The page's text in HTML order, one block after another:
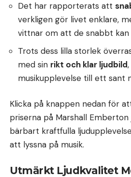
Det har rapporterats att
verkligen gör livet enklare,
vittnar om att de snabbt kan
Trots dess lilla storlek
med sin rikt och klar ljudbild
musikupplevelse till ett sant
Klicka på knappen nedan för
priserna på Marshall
bärbart kraftfulla
att lyssna på musik.
Utmärkt Ljudkvalitet